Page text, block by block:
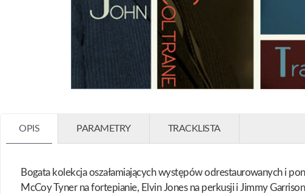
OPIS PARAMETRY TRACKLISTA
Bogata kolekcja oszałamiających występów odrestaurowanych i
McCoy Tyner na fortepianie, Elvin Jones na perkusji i Jimmy